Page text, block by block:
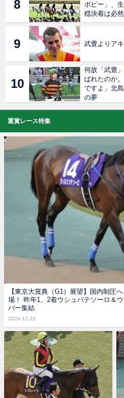
ポピー」、
穏決着は必
武豊よりア
何故「武豊
ばれたのか
ですよ」北
の夢
重賞レース特集
【東京大賞典（G1）展望】国内制圧
場！ 昨年1、2着ウシュバテソーロ＆
バー集結
2024.12.22